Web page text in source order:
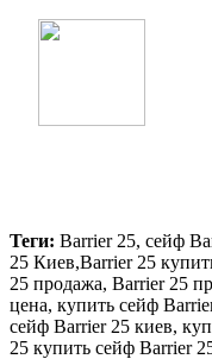
Теги: Barrier 25, сейф
25 Киев,Barrier 25
25 продажа, Barrier 25
цена, купить сейф
сейф Barrier 25 киев,
25 купить сейф Barrier